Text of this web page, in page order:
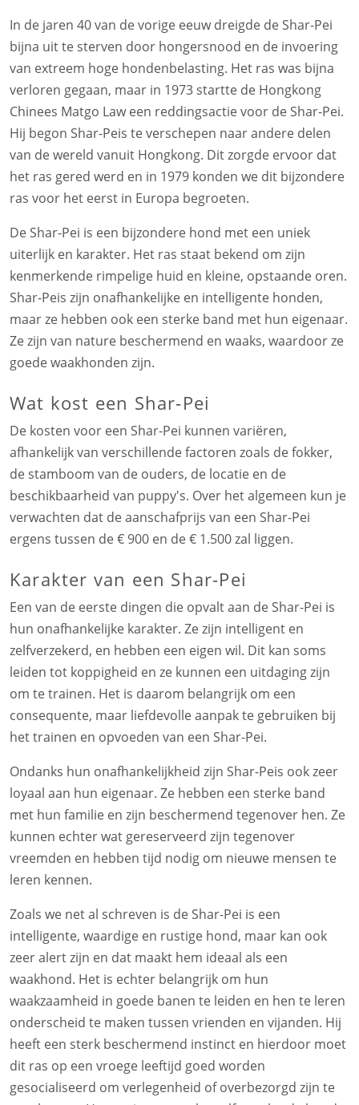
In de jaren 40 van de vorige eeuw dreigde de Shar-Pei
bijna uit te sterven door hongersnood en de invoering
van extreem hoge hondenbelasting. Het ras was bijna
verloren gegaan, maar in 1973 startte de Hongkong
Chinees Matgo Law een reddingsactie voor de Shar-Pei.
Hij begon Shar-Peis te verschepen naar andere delen
van de wereld vanuit Hongkong. Dit zorgde ervoor dat
het ras gered werd en in 1979 konden we dit bijzondere
ras voor het eerst in Europa begroeten.
De Shar-Pei is een bijzondere hond met een uniek
uiterlijk en karakter. Het ras staat bekend om zijn
kenmerkende rimpelige huid en kleine, opstaande oren.
Shar-Peis zijn onafhankelijke en intelligente honden,
maar ze hebben ook een sterke band met hun eigenaar.
Ze zijn van nature beschermend en waaks, waardoor ze
goede waakhonden zijn.
Wat kost een Shar-Pei
De kosten voor een Shar-Pei kunnen variëren,
afhankelijk van verschillende factoren zoals de fokker,
de stamboom van de ouders, de locatie en de
beschikbaarheid van puppy's. Over het algemeen kun je
verwachten dat de aanschafprijs van een Shar-Pei
ergens tussen de € 900 en de € 1.500 zal liggen.
Karakter van een Shar-Pei
Een van de eerste dingen die opvalt aan de Shar-Pei is
hun onafhankelijke karakter. Ze zijn intelligent en
zelfverzekerd, en hebben een eigen wil. Dit kan soms
leiden tot koppigheid en ze kunnen een uitdaging zijn
om te trainen. Het is daarom belangrijk om een
consequente, maar liefdevolle aanpak te gebruiken bij
het trainen en opvoeden van een Shar-Pei.
Ondanks hun onafhankelijkheid zijn Shar-Peis ook zeer
loyaal aan hun eigenaar. Ze hebben een sterke band
met hun familie en zijn beschermend tegenover hen. Ze
kunnen echter wat gereserveerd zijn tegenover
vreemden en hebben tijd nodig om nieuwe mensen te
leren kennen.
Zoals we net al schreven is de Shar-Pei is een
intelligente, waardige en rustige hond, maar kan ook
zeer alert zijn en dat maakt hem ideaal als een
waakhond. Het is echter belangrijk om hun
waakzaamheid in goede banen te leiden en hen te leren
onderscheid te maken tussen vrienden en vijanden. Hij
heeft een sterk beschermend instinct en hierdoor moet
dit ras op een vroege leeftijd goed worden
gesocialiseerd om verlegenheid of overbezorgd zijn te